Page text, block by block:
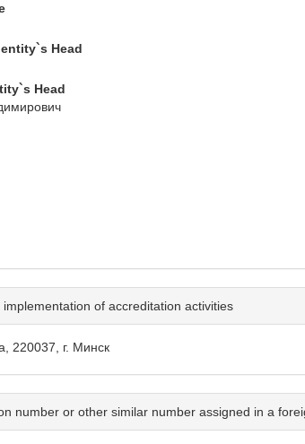
Head
Head
of accreditation activities
220037, г. Минск
number or other similar number assigned in a